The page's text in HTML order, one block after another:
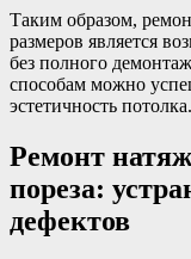
Таким образом,
размеров является
без полного
способам можно
эстетичность потолка.
Ремонт
пореза:
дефектов